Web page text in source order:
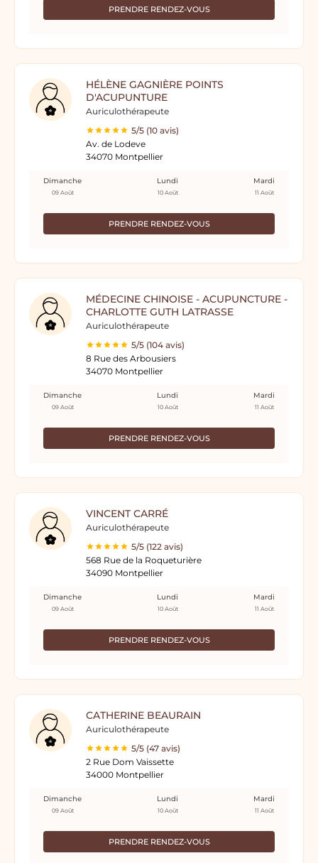
PRENDRE RENDEZ-VOUS
HÉLÈNE GAGNIÈRE POINTS
D'ACUPUNTURE
Auriculothérapeute
5/5 (10 avis)
Av. de Lodeve
34070 Montpellier
PRENDRE RENDEZ-VOUS
Dimanche
09 Août
Lundi
10 Août
Mardi
11 Août
MÉDECINE CHINOISE - ACUPUNCTURE -
CHARLOTTE GUTH LATRASSE
Auriculothérapeute
5/5 (104 avis)
8 Rue des Arbousiers
34070 Montpellier
PRENDRE RENDEZ-VOUS
Dimanche
09 Août
Lundi
10 Août
Mardi
11 Août
VINCENT CARRÉ
Auriculothérapeute
5/5 (122 avis)
568 Rue de la Roqueturière
34090 Montpellier
PRENDRE RENDEZ-VOUS
Dimanche
09 Août
Lundi
10 Août
Mardi
11 Août
CATHERINE BEAURAIN
Auriculothérapeute
5/5 (47 avis)
2 Rue Dom Vaissette
34000 Montpellier
PRENDRE RENDEZ-VOUS
Dimanche
09 Août
Lundi
10 Août
Mardi
11 Août